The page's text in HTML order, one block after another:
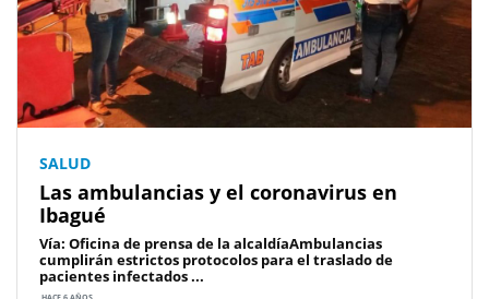
SALUD
Las ambulancias y el coronavirus en
Ibagué
Vía: Oficina de prensa de la alcaldíaAmbulancias
cumplirán estrictos protocolos para el traslado de
pacientes infectados ...